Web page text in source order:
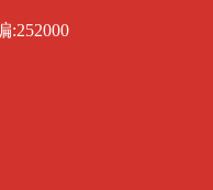
:252000